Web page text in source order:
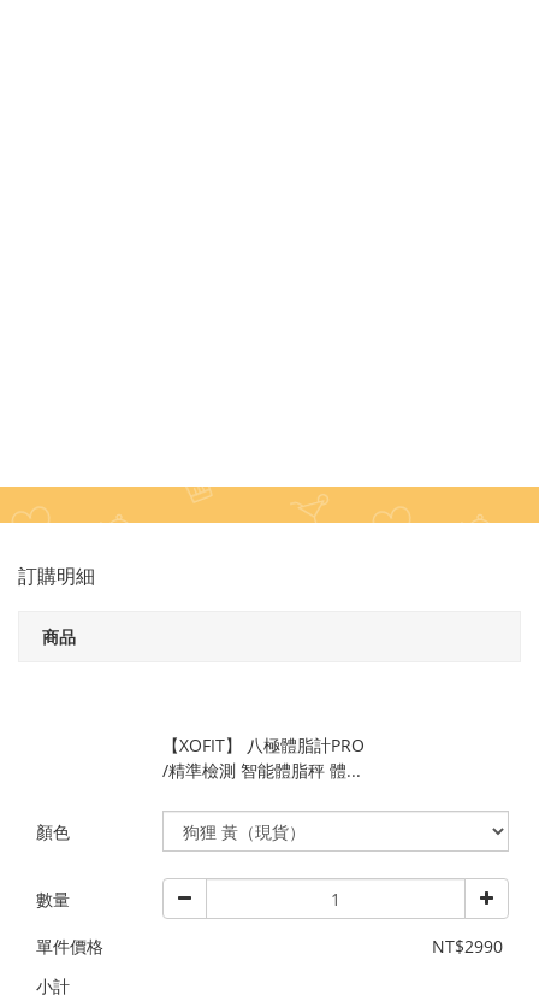
訂購明細
商品
【XOFIT】 八極體脂計PRO
/精準檢測 智能體脂秤 體...
顏色
數量
單件價格
NT$2990
小計